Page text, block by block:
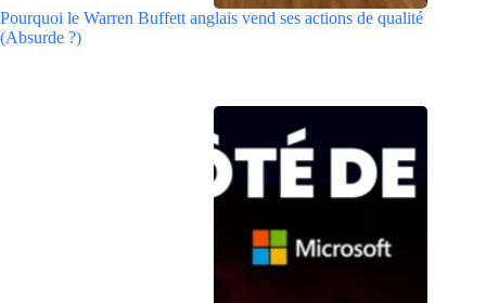
Pourquoi le Warren Buffett anglais vend ses actions de qualité
(Absurde ?)